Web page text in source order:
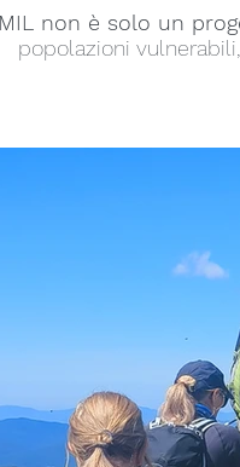
non è solo un
popolazioni